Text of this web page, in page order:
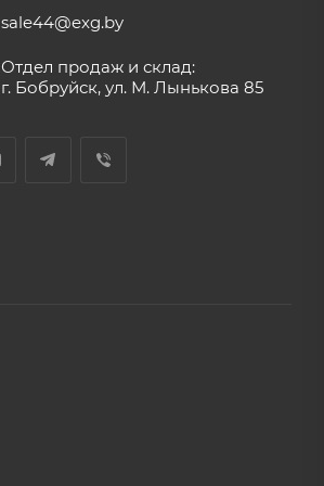
sale44@exg.by
Отдел продаж и склад:
г. Бобруйск, ул. М. Лынькова 85